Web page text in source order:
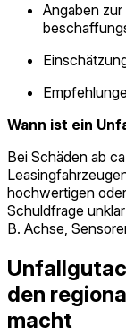
Angaben
Wann ist ein
Bei Schäden ab
hochwertigen
Schuldfrage
B. Achse,
den
macht